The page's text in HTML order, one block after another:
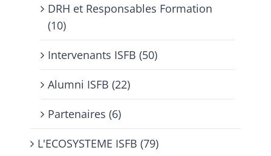
DRH et Responsables Formation
(10)
Intervenants ISFB (50)
Alumni ISFB (22)
Partenaires (6)
L'ECOSYSTEME ISFB (79)